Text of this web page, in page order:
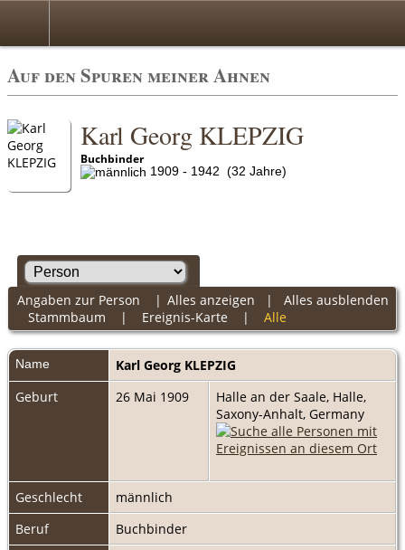
Auf den Spuren meiner Ahnen
Karl Georg KLEPZIG
Buchbinder
1909 - 1942 (32 Jahre)
Alles anzeigen | Alles ausblenden
Angaben zur Person |
Stammbaum | Ereignis-Karte | Alle
Name Karl Georg KLEPZIG
Geburt
26 Mai 1909
Halle an der Saale, Halle,
Saxony-Anhalt, Germany
Geschlecht
männlich
Beruf
Buchbinder